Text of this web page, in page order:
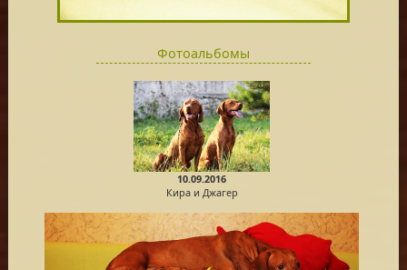
Фотоальбомы
10.09.2016
Кира и Джагер